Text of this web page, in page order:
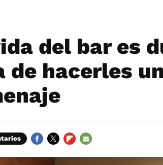
del bar es
de hacerles